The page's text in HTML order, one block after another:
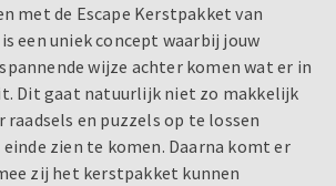
met de Escape Kerstpakket van
een uniek concept waarbij jouw
wijze achter komen wat er in
Dit gaat natuurlijk niet zo makkelijk
raadsels en puzzels op te lossen
zien te komen. Daarna komt er
zij het kerstpakket kunnen